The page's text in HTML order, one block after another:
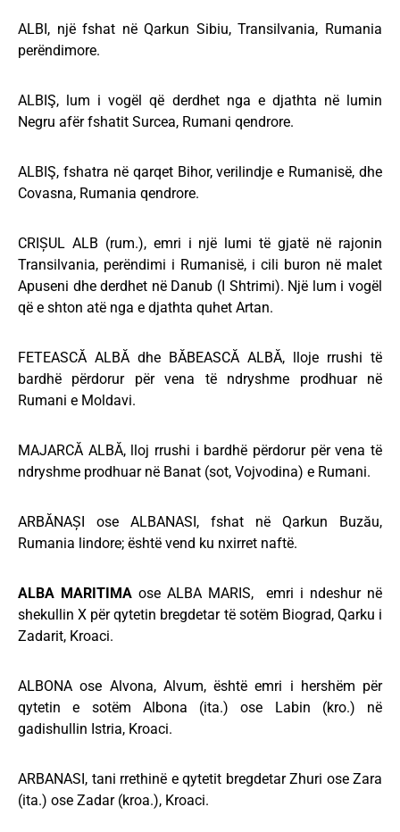
ALBI, një fshat në Qarkun Sibiu, Transilvania, Rumania
perëndimore.
ALBIŞ, lum i vogël që derdhet nga e djathta në lumin
Negru afër fshatit Surcea, Rumani qendrore.
ALBIŞ, fshatra në qarqet Bihor, verilindje e Rumanisë, dhe
Covasna, Rumania qendrore.
CRIȘUL ALB (rum.), emri i një lumi të gjatë në rajonin
Transilvania, perëndimi i Rumanisë, i cili buron në malet
Apuseni dhe derdhet në Danub (I Shtrimi). Një lum i vogël
që e shton atë nga e djathta quhet Artan.
FETEASCĂ ALBĂ dhe BĂBEASCĂ ALBĂ, lloje rrushi të
bardhë përdorur për vena të ndryshme prodhuar në
Rumani e Moldavi.
MAJARCĂ ALBĂ, lloj rrushi i bardhë përdorur për vena të
ndryshme prodhuar në Banat (sot, Vojvodina) e Rumani.
ARBĂNAȘI ose ALBANASI, fshat në Qarkun Buzău,
Rumania lindore; është vend ku nxirret naftë.
ALBA MARITIMA ose ALBA MARIS, emri i ndeshur në
shekullin X për qytetin bregdetar të sotëm Biograd, Qarku i
Zadarit, Kroaci.
ALBONA ose Alvona, Alvum, është emri i hershëm për
qytetin e sotëm Albona (ita.) ose Labin (kro.) në
gadishullin Istria, Kroaci.
ARBANASI, tani rrethinë e qytetit bregdetar Zhuri ose Zara
(ita.) ose Zadar (kroa.), Kroaci.